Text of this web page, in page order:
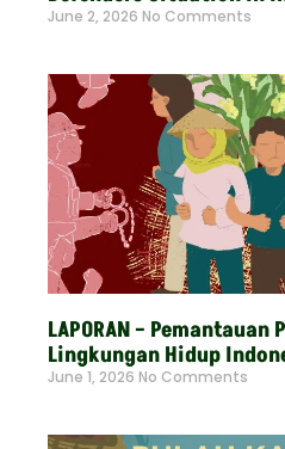
June 2, 2026 No Comments
LAPORAN – Pemantauan
Lingkungan Hidup
June 1, 2026 No Comments